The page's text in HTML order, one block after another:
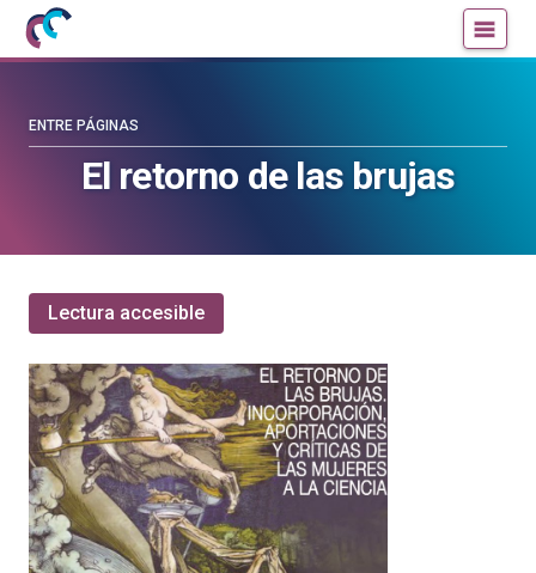
Mujeres
con
UPV/EHU
blog
UPV/EHU
El retorno de las brujas
ENTRE PÁGINAS
Lectura accesible